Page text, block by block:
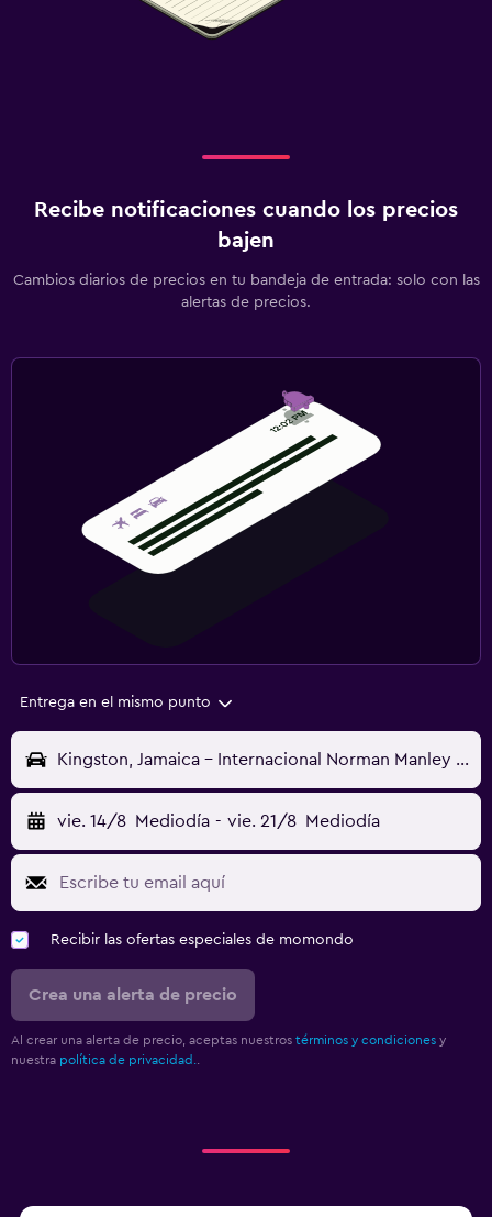
Recibe notificaciones cuando los precios
bajen
Cambios diarios de precios en tu bandeja de entrada: solo con las
alertas de precios.
Entrega en el mismo punto
Kingston, Jamaica - Internacional Norman Manley (KIN)
vie. 14/8 Mediodía - vie. 21/8 Mediodía
Recibir las ofertas especiales de momondo
Crea una alerta de precio
Al crear una alerta de precio, aceptas nuestros términos y condiciones y
nuestra política de privacidad..